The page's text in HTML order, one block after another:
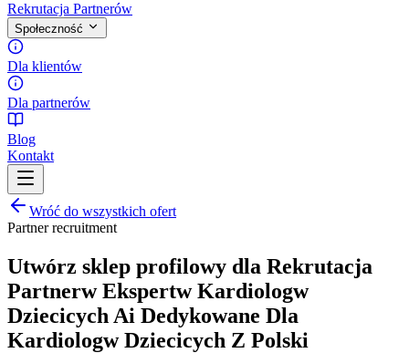
Rekrutacja Partnerów
Społeczność
Dla klientów
Dla partnerów
Blog
Kontakt
Wróć do wszystkich ofert
Partner recruitment
Utwórz sklep profilowy dla Rekrutacja
Partnerw Ekspertw Kardiologw
Dziecicych Ai Dedykowane Dla
Kardiologw Dziecicych Z Polski